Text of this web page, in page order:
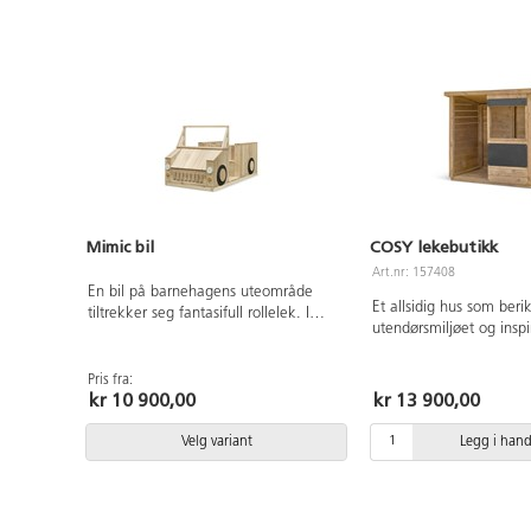
Mimic bil
En bil på barnehagens uteområde
tiltrekker seg fantasifull rollelek. I
Lekebilen bidrar til et variert utemiljø
som stimulerer fantasien. Leveres
furu, velg mellom oljet og
antiråtebehandlet.
Pris fra:
kr 10 900,00
Velg variant
COSY lekebutikk
Art.nr: 157408
Et allsidig hus som
utendørsmiljøet og
markedsbod, et hjem
hjørne. På forsiden er
vindu som kan fungere
og det er også utstyrt
kr 13 900,00
Legg i